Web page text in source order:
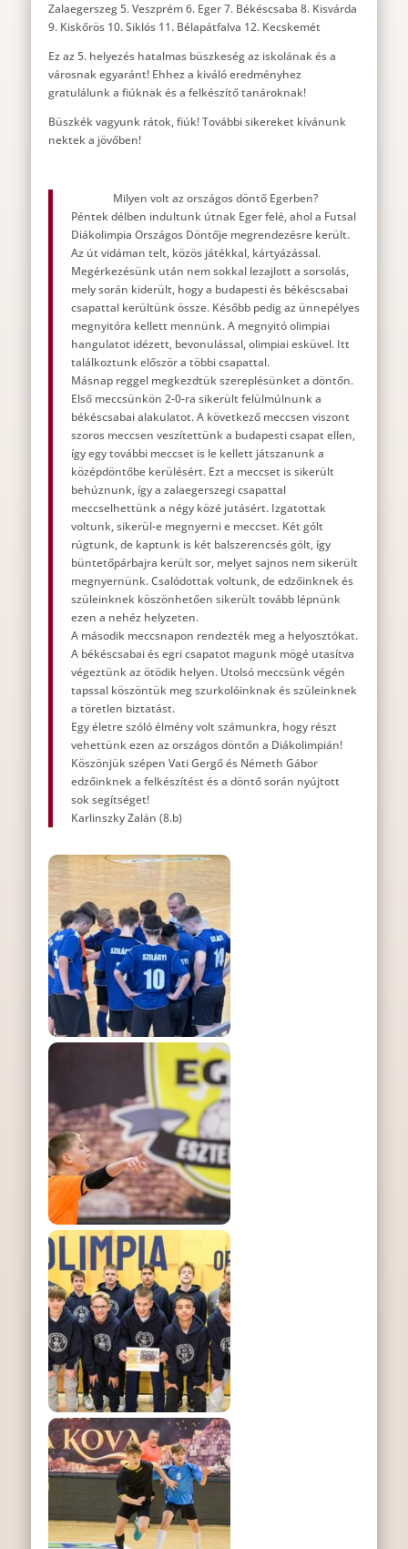
Zalaegerszeg 5. Veszprém 6. Eger 7. Békéscsaba 8. Kisvárda
9. Kiskőrös 10. Siklós 11. Bélapátfalva 12. Kecskemét
Ez az 5. helyezés hatalmas büszkeség az iskolának és a
városnak egyaránt! Ehhez a kiváló eredményhez
gratulálunk a fiúknak és a felkészítő tanároknak!
Büszkék vagyunk rátok, fiúk! További sikereket kívánunk
nektek a jövőben!
Milyen volt az országos döntő Egerben?
Péntek délben indultunk útnak Eger felé, ahol a Futsal
Diákolimpia Országos Döntője megrendezésre került.
Az út vidáman telt, közös játékkal, kártyázással.
Megérkezésünk után nem sokkal lezajlott a sorsolás,
mely során kiderült, hogy a budapesti és békéscsabai
csapattal kerültünk össze. Később pedig az ünnepélyes
megnyitóra kellett mennünk. A megnyitó olimpiai
hangulatot idézett, bevonulással, olimpiai esküvel. Itt
találkoztunk először a többi csapattal.
Másnap reggel megkezdtük szereplésünket a döntőn.
Első meccsünkön 2-0-ra sikerült felülmúlnunk a
békéscsabai alakulatot. A következő meccsen viszont
szoros meccsen veszítettünk a budapesti csapat ellen,
így egy további meccset is le kellett játszanunk a
középdöntőbe kerülésért. Ezt a meccset is sikerült
behúznunk, így a zalaegerszegi csapattal
meccselhettünk a négy közé jutásért. Izgatottak
voltunk, sikerül-e megnyerni e meccset. Két gólt
rúgtunk, de kaptunk is két balszerencsés gólt, így
büntetőpárbajra került sor, melyet sajnos nem sikerült
megnyernünk. Csalódottak voltunk, de edzőinknek és
szüleinknek köszönhetően sikerült tovább lépnünk
ezen a nehéz helyzeten.
A második meccsnapon rendezték meg a helyosztókat.
A békéscsabai és egri csapatot magunk mögé utasítva
végeztünk az ötödik helyen. Utolsó meccsünk végén
tapssal köszöntük meg szurkolóinknak és szüleinknek
a töretlen biztatást.
Egy életre szóló élmény volt számunkra, hogy részt
vehettünk ezen az országos döntőn a Diákolimpián!
Köszönjük szépen Vati Gergő és Németh Gábor
edzőinknek a felkészítést és a döntő során nyújtott
sok segítséget!
Karlinszky Zalán (8.b)